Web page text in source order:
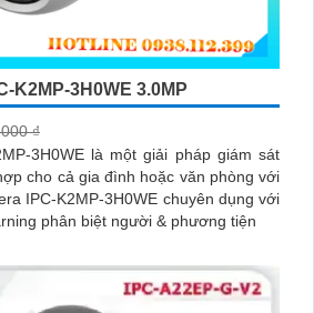
K2MP-3H0WE 3.0MP
₫
3H0WE là một giải pháp giám sát
cho cả gia đình hoặc văn phòng với
IPC-K2MP-3H0WE chuyên dụng với
phân biệt người & phương tiện